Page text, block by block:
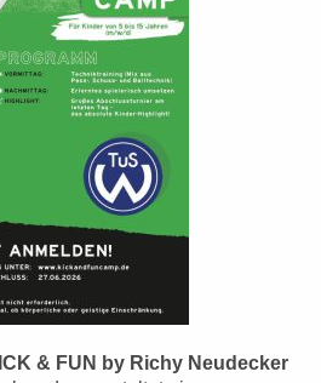
& FUN by Richy Neudecker